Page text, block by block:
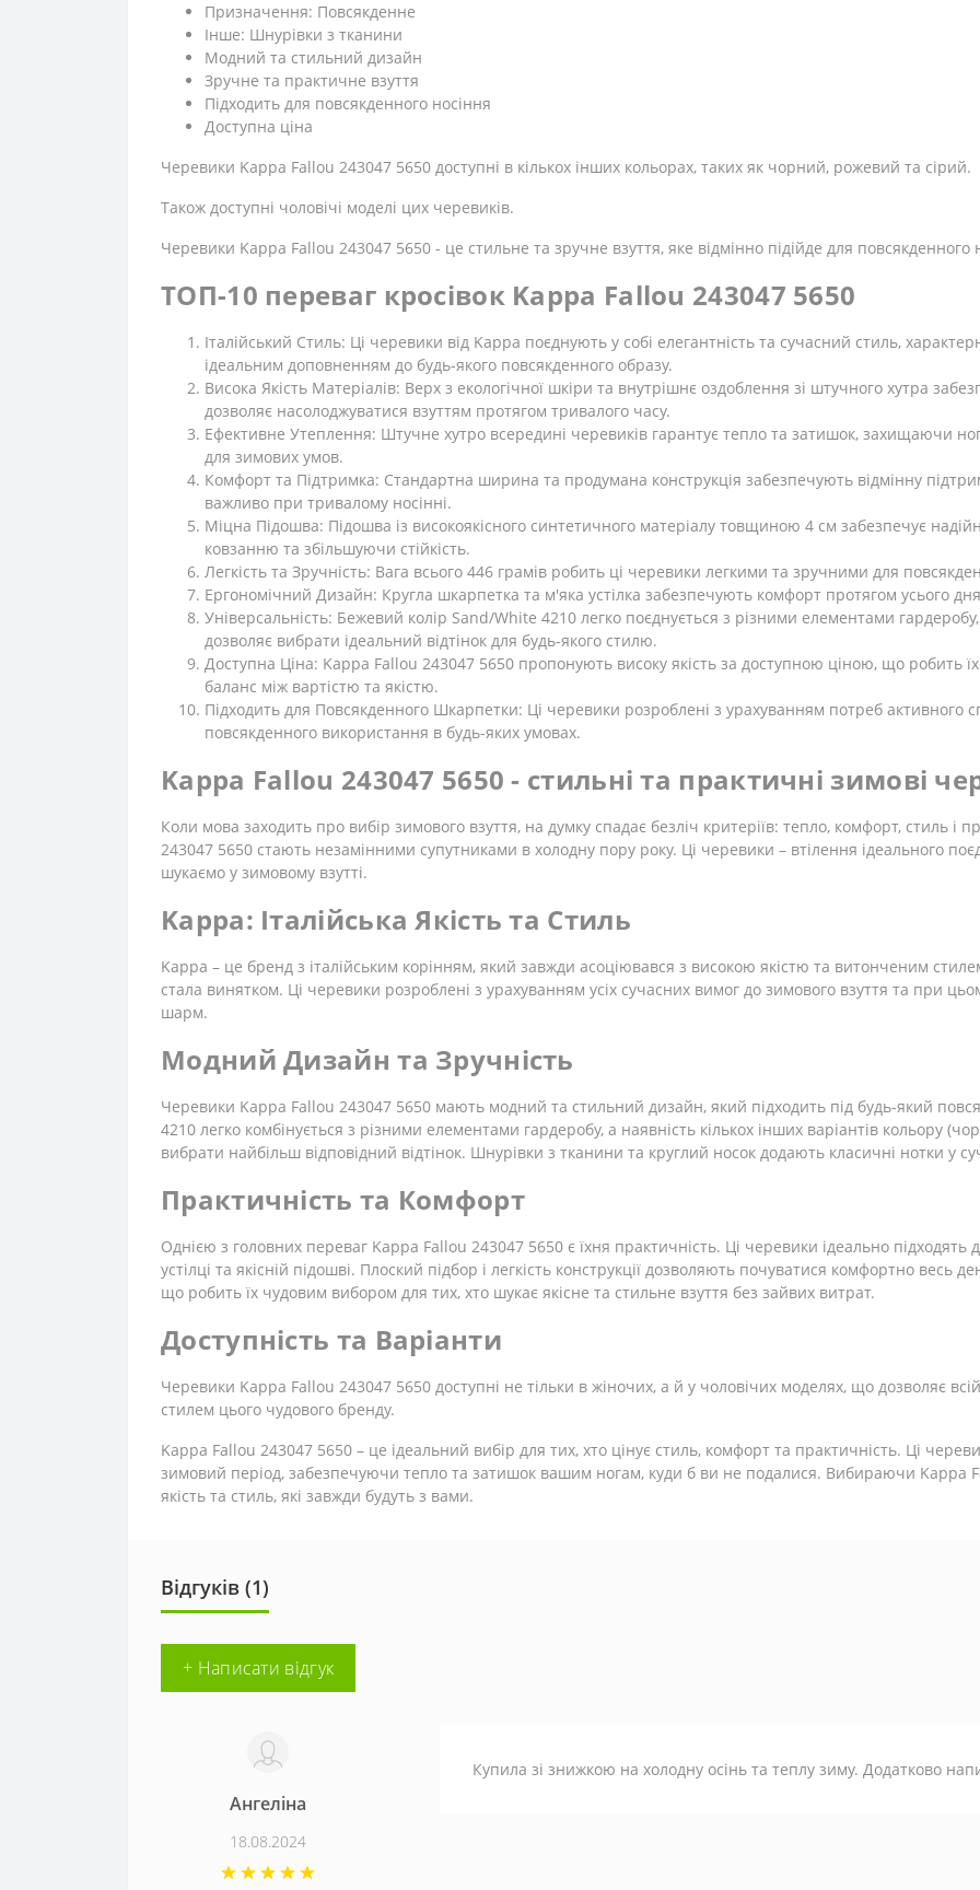
Призначення: Повсякденне
Iнше: Шнурівки з тканини
Модний та стильний дизайн
Зручне та практичне взуття
Підходить для повсякденного носіння
Доступна ціна
Черевики Kappa Fallou 243047 5650 доступні в кількох інших кольорах, таких як чорний, рожевий та сірий.
Також доступні чоловічі моделі цих черевиків.
Черевики Kappa Fallou 243047 5650 - це стильне та зручне взуття, яке відмінно підійде для повсякденного
ТОП-10 переваг кросівок Kappa Fallou 243047 5650
Італійський Стиль: Ці черевики від Kappa поєднують у собі елегантність та сучасний стиль,
ідеальним доповненням до будь-якого повсякденного образу.
Висока Якість Матеріалів: Верх з екологічної шкіри та внутрішнє оздоблення зі штучного хутра
дозволяє насолоджуватися взуттям протягом тривалого часу.
Ефективне Утеплення: Штучне хутро всередині черевиків гарантує тепло та затишок, захищаючи
для зимових умов.
Комфорт та Підтримка: Стандартна ширина та продумана конструкція забезпечують відмінну
важливо при тривалому носінні.
Міцна Підошва: Підошва із високоякісного синтетичного матеріалу товщиною 4 см забезпечує
ковзанню та збільшуючи стійкість.
Легкість та Зручність: Вага всього 446 грамів робить ці черевики легкими та зручними для
Ергономічний Дизайн: Кругла шкарпетка та м'яка устілка забезпечують комфорт протягом усього
Універсальність: Бежевий колір Sand/White 4210 легко поєднується з різними елементами
дозволяє вибрати ідеальний відтінок для будь-якого стилю.
Доступна Ціна: Kappa Fallou 243047 5650 пропонують високу якість за доступною ціною, що робить
баланс між вартістю та якістю.
Підходить для Повсякденного Шкарпетки: Ці черевики розроблені з урахуванням потреб активного
повсякденного використання в будь-яких умовах.
Kappa Fallou 243047 5650 - стильні та практичні зимові
Коли мова заходить про вибір зимового взуття, на думку спадає безліч критеріїв: тепло, комфорт, стиль і
243047 5650 стають незамінними супутниками в холодну пору року. Ці черевики – втілення ідеального
шукаємо у зимовому взутті.
Kappa: Італійська Якість та Стиль
Kappa – це бренд з італійським корінням, який завжди асоціювався з високою якістю та витонченим
стала винятком. Ці черевики розроблені з урахуванням усіх сучасних вимог до зимового взуття та при
шарм.
Модний Дизайн та Зручність
Черевики Kappa Fallou 243047 5650 мають модний та стильний дизайн, який підходить під будь-який
4210 легко комбінується з різними елементами гардеробу, а наявність кількох інших варіантів кольору
вибрати найбільш відповідний відтінок. Шнурівки з тканини та круглий носок додають класичні нотки у
Практичність та Комфорт
Однією з головних переваг Kappa Fallou 243047 5650 є їхня практичність. Ці черевики ідеально підходять
устілці та якісній підошві. Плоский підбор і легкість конструкції дозволяють почуватися комфортно весь
що робить їх чудовим вибором для тих, хто шукає якісне та стильне взуття без зайвих витрат.
Доступність та Варіанти
Черевики Kappa Fallou 243047 5650 доступні не тільки в жіночих, а й у чоловічих моделях, що дозволяє
стилем цього чудового бренду.
Kappa Fallou 243047 5650 – це ідеальний вибір для тих, хто цінує стиль, комфорт та практичність. Ці
зимовий період, забезпечуючи тепло та затишок вашим ногам, куди б ви не подалися. Вибираючи Kappa
якість та стиль, які завжди будуть з вами.
Відгуків (1)
+ Написати відгук
Ангеліна
18.08.2024
Купила зі знижкою на холодну осінь та теплу зиму. Додатково